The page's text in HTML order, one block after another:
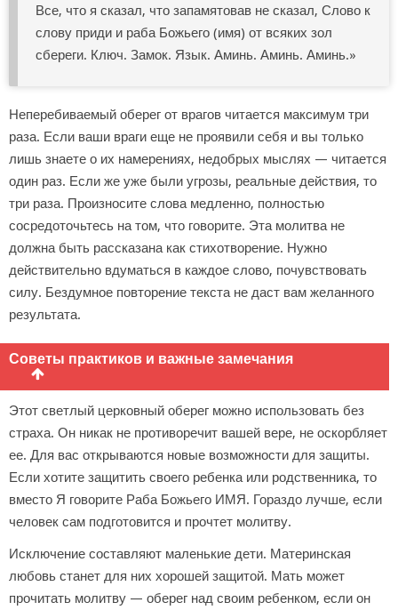
Все, что я сказал, что запамятовав не сказал, Слово к
слову приди и раба Божьего (имя) от всяких зол
сбереги. Ключ. Замок. Язык. Аминь. Аминь. Аминь.»
Неперебиваемый оберег от врагов читается максимум три
раза. Если ваши враги еще не проявили себя и вы только
лишь знаете о их намерениях, недобрых мыслях — читается
один раз. Если же уже были угрозы, реальные действия, то
три раза. Произносите слова медленно, полностью
сосредоточьтесь на том, что говорите. Эта молитва не
должна быть рассказана как стихотворение. Нужно
действительно вдуматься в каждое слово, почувствовать
силу. Бездумное повторение текста не даст вам желанного
результата.
Советы практиков и важные замечания
Этот светлый церковный оберег можно использовать без
страха. Он никак не противоречит вашей вере, не оскорбляет
ее. Для вас открываются новые возможности для защиты.
Если хотите защитить своего ребенка или родственника, то
вместо Я говорите Раба Божьего ИМЯ. Гораздо лучше, если
человек сам подготовится и прочтет молитву.
Исключение составляют маленькие дети. Материнская
любовь станет для них хорошей защитой. Мать может
прочитать молитву — оберег над своим ребенком, если он